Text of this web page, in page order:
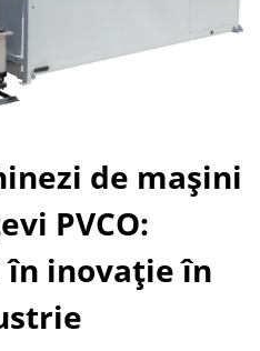
de mașini
PVCO:
în inovație în